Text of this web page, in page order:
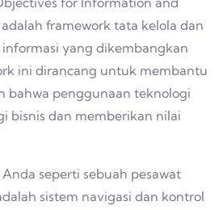
framework tata kelola dan
yang dikembangkan
ini dirancang untuk membantu
bahwa penggunaan teknologi
bisnis dan memberikan nilai
seperti sebuah pesawat
sistem navigasi dan kontrol